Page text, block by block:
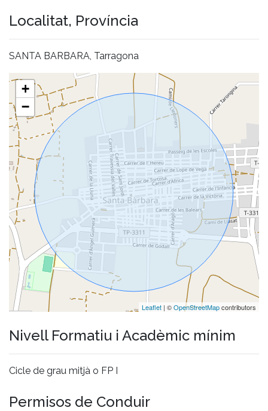
Localitat, Província
SANTA BARBARA, Tarragona
+
−
Leaflet | ©OpenStreetMapcontributors
Nivell Formatiu i Acadèmic mínim
Cicle de grau mitjà o FP I
Permisos de Conduir